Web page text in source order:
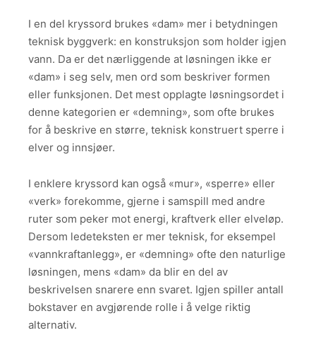
I en del kryssord brukes «dam» mer i betydningen
teknisk byggverk: en konstruksjon som holder igjen
vann. Da er det nærliggende at løsningen ikke er
«dam» i seg selv, men ord som beskriver formen
eller funksjonen. Det mest opplagte løsningsordet i
denne kategorien er «demning», som ofte brukes
for å beskrive en større, teknisk konstruert sperre i
elver og innsjøer.
I enklere kryssord kan også «mur», «sperre» eller
«verk» forekomme, gjerne i samspill med andre
ruter som peker mot energi, kraftverk eller elveløp.
Dersom ledeteksten er mer teknisk, for eksempel
«vannkraftanlegg», er «demning» ofte den naturlige
løsningen, mens «dam» da blir en del av
beskrivelsen snarere enn svaret. Igjen spiller antall
bokstaver en avgjørende rolle i å velge riktig
alternativ.